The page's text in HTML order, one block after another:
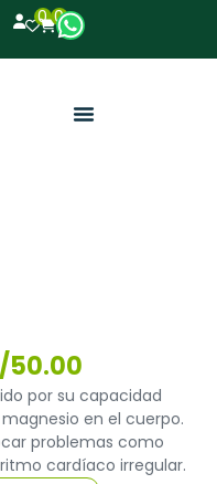
0 0
50.00
por su capacidad
en el cuerpo.
problemas como
cardíaco irregular.